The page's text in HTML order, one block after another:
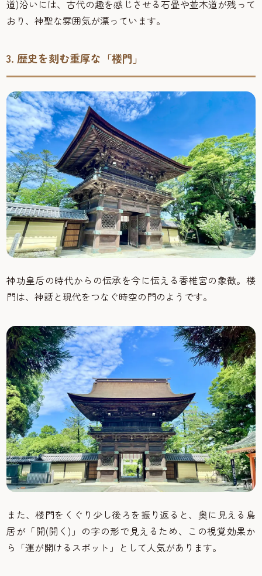
道)沿いには、古代の趣を感じさせる石畳や並木道が残って
おり、神聖な雰囲気が漂っています。
3. 歴史を刻む重厚な「楼門」
神功皇后の時代からの伝承を今に伝える香椎宮の象徴。楼
門は、神話と現代をつなぐ時空の門のようです。
また、楼門をくぐり少し後ろを振り返ると、奥に見える鳥
居が「開(開く ) 」の字の形で見えるため、この視覚効果か
ら「運が開けるスポット」として人気があります。